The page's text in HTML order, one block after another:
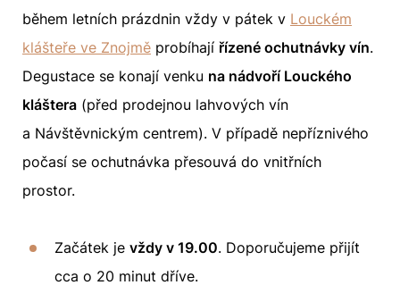
během letních prázdnin vždy v pátek v Louckém
klášteře ve Znojmě probíhají řízené ochutnávky vín.
Degustace se konají venku na nádvoří Louckého
kláštera (před prodejnou lahvových vín
a Návštěvnickým centrem). V případě nepříznivého
počasí se ochutnávka přesouvá do vnitřních
prostor.
Začátek je vždy v 19.00. Doporučujeme přijít
cca o 20 minut dříve.